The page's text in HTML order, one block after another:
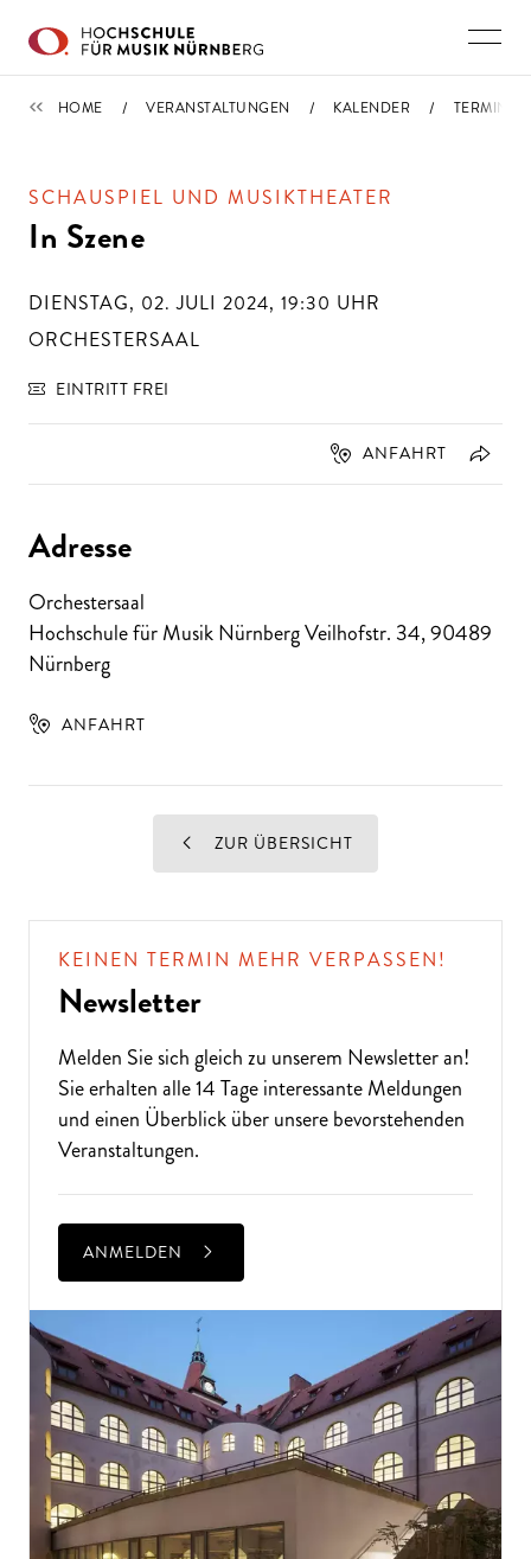
TERMINE
HOME VERANSTALTUNGEN KALENDER TERMIN
SCHAUSPIEL UND MUSIKTHEATER
In Szene
DIENSTAG, 02. JULI 2024, 19:30 UHR
ORCHESTERSAAL
EINTRITT FREI
ANFAHRT
Adresse
Orchestersaal
Hochschule für Musik Nürnberg Veilhofstr. 34,90489
Nürnberg
ANFAHRT
ZUR ÜBERSICHT
KEINEN TERMIN MEHR VERPASSEN!
Newsletter
Melden Sie sich gleich zu unserem Newsletteran!
Sie erhalten alle 14 Tage interessante Meldungen
und einen Überblick über unsere bevorstehenden
Veranstaltungen.
ANMELDEN